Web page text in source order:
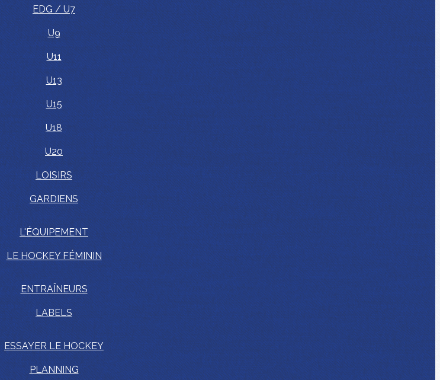
EDG / U7
U9
U11
U13
U15
U18
U20
LOISIRS
GARDIENS
L'ÉQUIPEMENT
LE HOCKEY FÉMININ
ENTRAÎNEURS
LABELS
ESSAYER LE HOCKEY
PLANNING